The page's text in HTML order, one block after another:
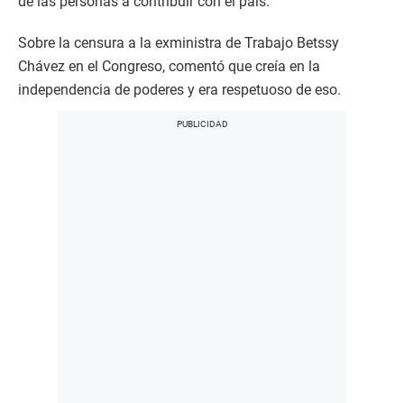
Sobre la censura a la exministra de Trabajo Betssy
Chávez en el Congreso, comentó que creía en la
independencia de poderes y era respetuoso de eso.